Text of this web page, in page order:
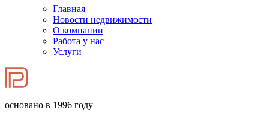
Главная
Новости недвижимости
О компании
Работа у нас
Услуги
основано в 1996 году